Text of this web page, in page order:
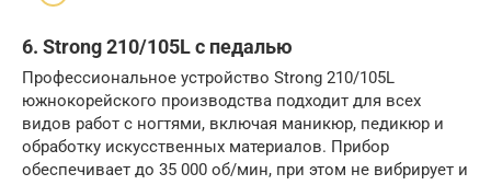
6. Strong 210/105L с педалью
Профессиональное устройство Strong 210/105L
южнокорейского производства подходит для всех
видов работ с ногтями, включая маникюр, педикюр и
обработку искусственных материалов. Прибор
обеспечивает до 35 000 об/мин, при этом не вибрирует и